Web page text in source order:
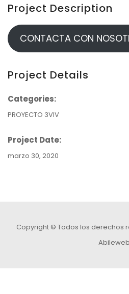
Project Description
CONTACTA CON
Project Details
Categories:
PROYECTO 3VIV
Project Date:
marzo 30, 2020
Copyright © Todos los derechos
Abileweb